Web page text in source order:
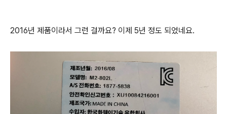
2016년 제품이라서 그런 걸까요? 이제 5년 정도 되었네요.